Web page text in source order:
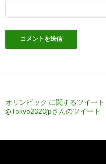
オリンピック に関するツイート
@Tokyo2020jpさんのツイート